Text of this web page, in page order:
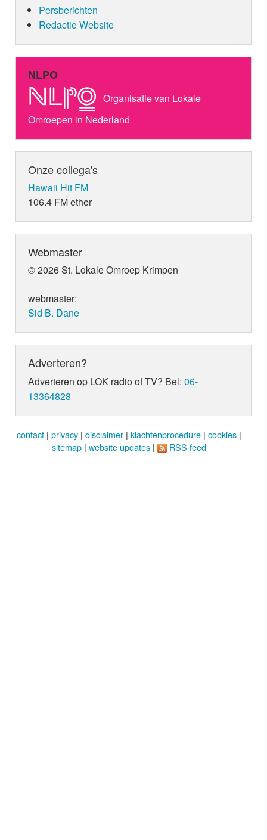
Persberichten
Redactie Website
NLPO
Organisatie van Lokale
Omroepen in Nederland
Onze collega's
Hawaii Hit FM
106.4 FM ether
Webmaster
© 2026 St. Lokale Omroep Krimpen
webmaster:
Sid B. Dane
Adverteren?
Adverteren op LOK radio of TV? Bel:06-
13364828
contact | privacy | disclaimer | klachtenprocedure | cookies |
sitemap | website updates | RSS feed